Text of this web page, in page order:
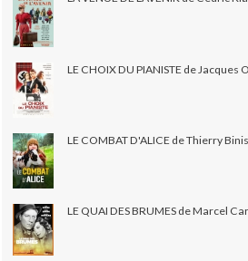
LE CHOIX DU PIANISTE de Jacques
LE COMBAT D'ALICE de Thierry
LE QUAI DES BRUMES de Marcel